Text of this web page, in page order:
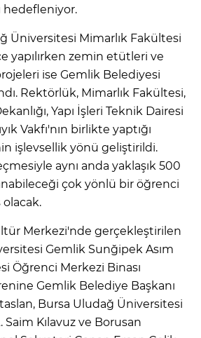
hedefleniyor.
Üniversitesi Mimarlık Fakültesi
yapılırken zemin etütleri ve
ise Gemlik Belediyesi
Rektörlük, Mimarlık Fakültesi,
Yapı İşleri Teknik Dairesi
Vakfı'nın birlikte yaptığı
işlevsellik yönü geliştirildi.
aynı anda yaklaşık 500
çok yönlü bir öğrenci
Merkezi'nde gerçekleştirilen
Gemlik Sunğipek Asım
Öğrenci Merkezi Binası
Gemlik Belediye Başkanı
Bursa Uludağ Üniversitesi
Saim Kılavuz ve Borusan